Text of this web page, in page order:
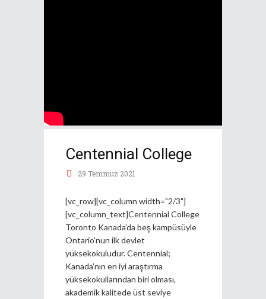
Centennial College
29 Temmuz 2021
[vc_row][vc_column width="2/3"]
[vc_column_text]Centennial College
Toronto Kanada’da beş kampüsüyle
Ontario'nun ilk devlet
yüksekokuludur. Centennial;
Kanada’nın en iyi araştırma
yüksekokullarından biri olması,
akademik kalitede üst seviye